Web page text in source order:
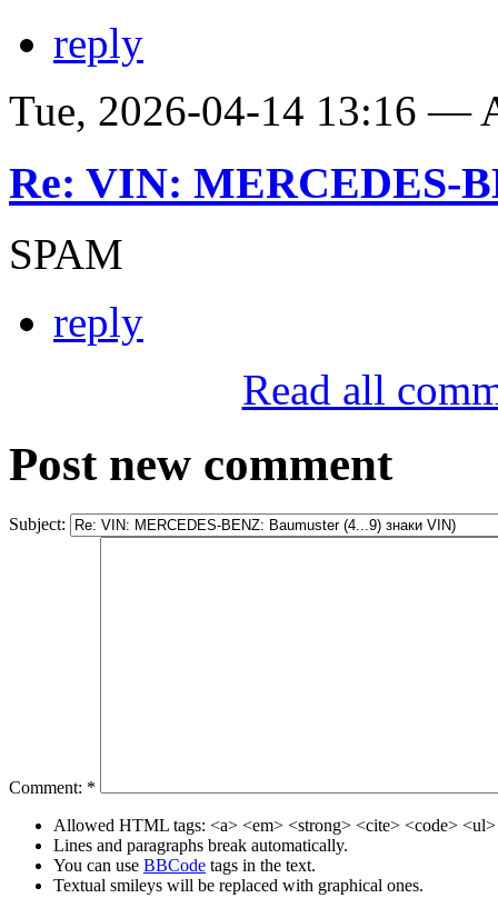
reply
Tue, 2026-04-14 13:16 —
Re: VIN: MERCEDES-
SPAM
reply
Read all
Post new comment
Subject:
Comment: *
Allowed HTML tags: <a> <em> <strong> <cite> <code>
Lines and paragraphs break automatically.
You can use BBCode tags in the text.
Textual smileys will be replaced with graphical ones.